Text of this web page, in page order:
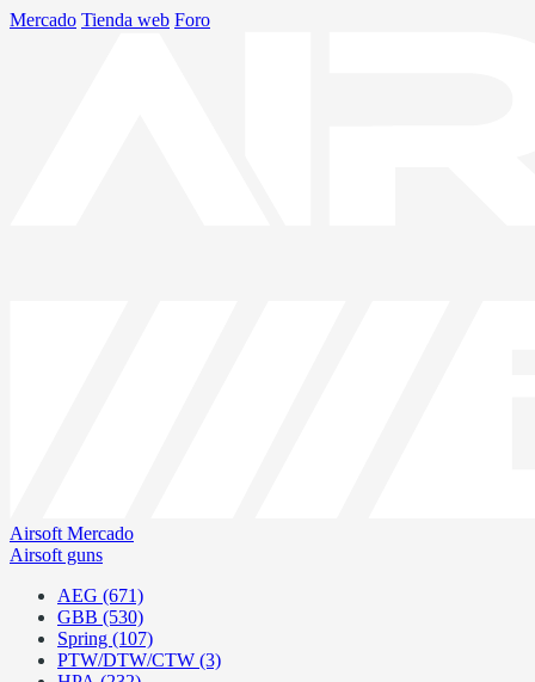
Mercado Tienda web Foro
Airsoft Mercado
Airsoft guns
AEG (671)
GBB (530)
Spring (107)
PTW/DTW/CTW (3)